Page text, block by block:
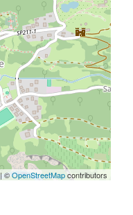
| ©OpenStreetMapcontributors